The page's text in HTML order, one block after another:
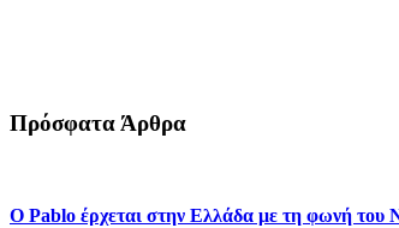
Πρόσφατα Άρθρα
Ο Pablo έρχεται στην Ελλάδα με τη φωνή του